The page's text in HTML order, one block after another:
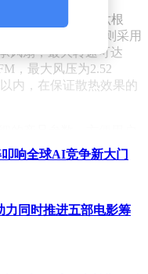
直触工艺，配备六根
效率。风扇部分则采用
风扇，最大转速可达
，最大风压为2.52
内，在保证散热效果的
的产品参数，方便用户
性能的发烧友，还是注
满足他们的需求。随着
新的热潮。
响全球AI竞争新大门
同时推进五部电影筹